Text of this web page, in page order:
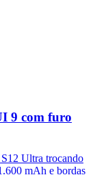
9 com furo
Ultra trocando
mAh e bordas